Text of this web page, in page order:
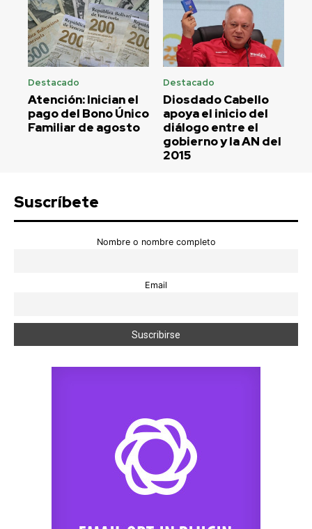
Destacado
Atención: Inician el
pago del Bono Único
Familiar de agosto
Destacado
Diosdado Cabello
apoya el inicio del
diálogo entre el
gobierno y la AN del
2015
Suscríbete
Nombre o nombre completo
Email